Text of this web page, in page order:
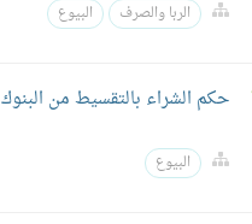
الربا والصرف البيوع
حكم الشراء بالتقسيط من البنوك
البيوع